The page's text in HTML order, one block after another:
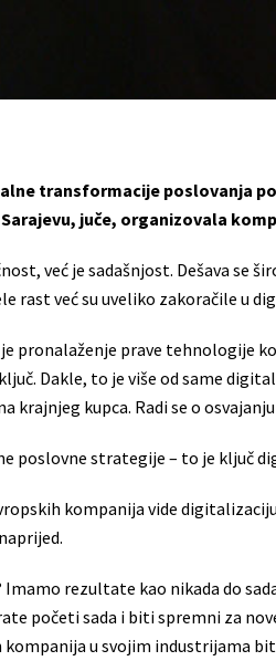
transformacije poslovanja
juče, organizovala
već je sadašnjost. Dešava se
rast već su uveliko zakoračile u
pronalaženje prave tehnologije
Dakle, to je više od same
krajnjeg kupca. Radi se o
poslovne strategije – to je ključ
kompanija vide
Imamo rezultate kao nikada do
početi sada i biti spremni za
kompanija u svojim industrijama